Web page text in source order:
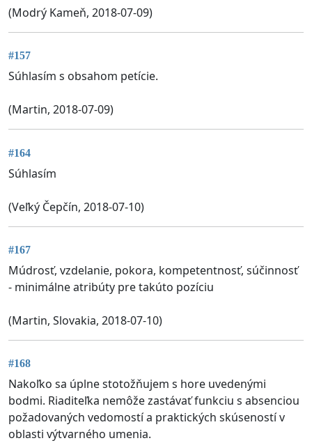
(Modrý Kameň, 2018-07-09)
#157
Súhlasím s obsahom petície.
(Martin, 2018-07-09)
#164
Súhlasím
(Veľký Čepčín, 2018-07-10)
#167
Múdrosť, vzdelanie, pokora, kompetentnosť, súčinnosť
- minimálne atribúty pre takúto pozíciu
(Martin, Slovakia, 2018-07-10)
#168
Nakoľko sa úplne stotožňujem s hore uvedenými
bodmi. Riaditeľka nemôže zastávať funkciu s absenciou
požadovaných vedomostí a praktických skúseností v
oblasti výtvarného umenia.